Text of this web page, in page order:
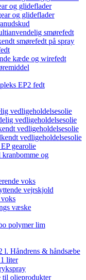
og glideflader
og glideflader
smørefedt​​
smørefedt på spray​
kæde og wirefedt​
EP2 fedt​
vedligeholdelsesolie
vedligeholdelsesolie
vedligeholdelsesolie​
vedligeholdelsesolie​
gearolie​
og
voks
vejrskjold​
væske
polymer lim
l. Håndrens & håndsæbe
liter
til olieprodukter